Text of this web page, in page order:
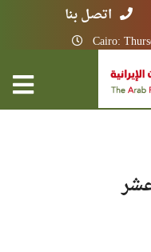
اتصل بنا
Cairo: